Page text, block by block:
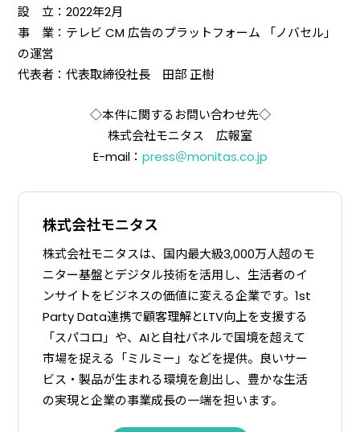
設 立：2022年2月
事 業：テレビ CM 広告のプラットフォーム 「ノバセル」
の運営
代表者：代表取締役社長 田部 正樹
◇本件に関するお問い合わせ先◇
株式会社モニタス 広報室
E-mail： press＠monitas.co.jp
株式会社モニタス
株式会社モニタスは、国内最大級3,000万人超のモ
ニター基盤とデジタル技術を活用し、生活者のイ
ンサイトをビジネスの価値に変える企業です。1st
Party Data連携で顧客理解とLTV向上を支援する
「スパコロ」や、AIと自社パネルで国境を超えて
市場を捉える「ミルミー」などを提供。良いサー
ビス・製品が生まれる環境を創出し、豊かな生活
の実現と企業の事業成長の一端を担います。